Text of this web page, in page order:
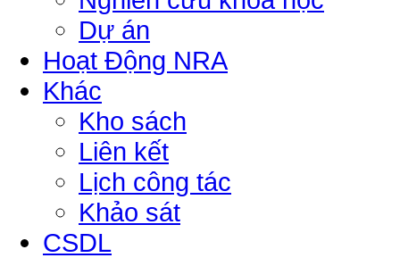
Dự án
Hoạt Động NRA
Khác
Kho sách
Liên kết
Lịch công tác
Khảo sát
CSDL